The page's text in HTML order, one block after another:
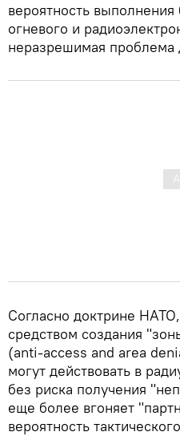
вероятность
огневого и
неразрешимая проблема
Согласно доктрине
средством создания
(anti-access and area
могут действовать в
без риска получения
еще более вгоняет
вероятность